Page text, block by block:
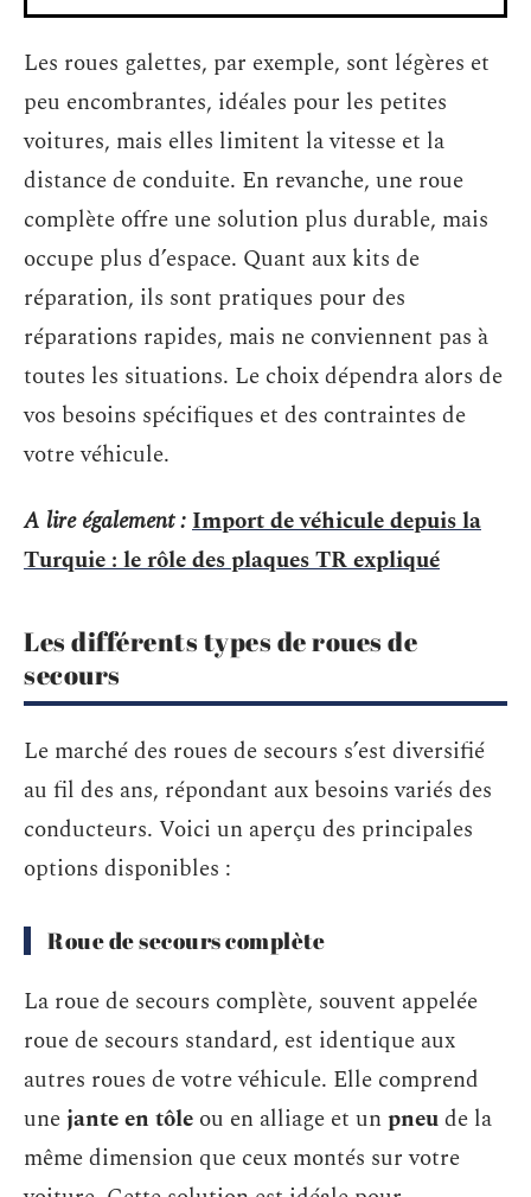
Les roues galettes, par exemple, sont légères et
peu encombrantes, idéales pour les petites
voitures, mais elles limitent la vitesse et la
distance de conduite. En revanche, une roue
complète offre une solution plus durable, mais
occupe plus d’espace. Quant aux kits de
réparation, ils sont pratiques pour des
réparations rapides, mais ne conviennent pas à
toutes les situations. Le choix dépendra alors de
vos besoins spécifiques et des contraintes de
votre véhicule.
A lire également :Import de véhicule depuis la
Turquie : le rôle des plaques TR expliqué
Les différents types de roues de
secours
Le marché des roues de secours s’est diversifié
au fil des ans, répondant aux besoins variés des
conducteurs. Voici un aperçu des principales
options disponibles :
Roue de secours complète
La roue de secours complète, souvent appelée
roue de secours standard, est identique aux
autres roues de votre véhicule. Elle comprend
unejante en tôle ou en alliage et unpneude la
même dimension que ceux montés sur votre